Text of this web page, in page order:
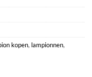
kopen, lampionnen,